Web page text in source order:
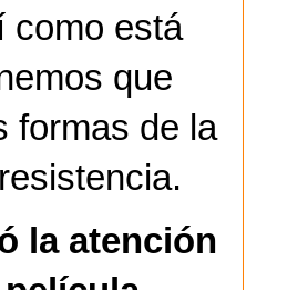
como está
que
formas de la
la atención